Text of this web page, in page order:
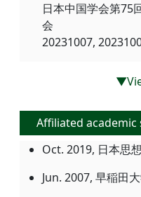
日本中国学会第75
会
20231007,
Affiliated academic
Oct. 2019, 日本思
Jun. 2007, 早稲田